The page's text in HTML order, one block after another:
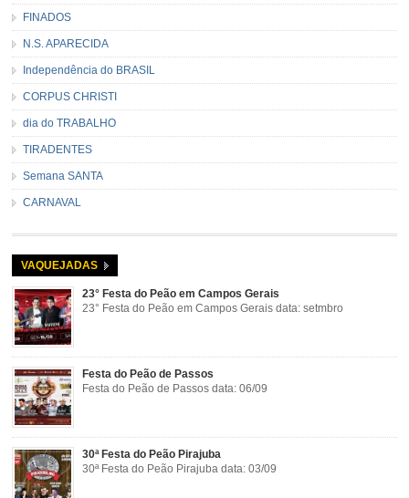
FINADOS
N.S. APARECIDA
Independência do BRASIL
CORPUS CHRISTI
dia do TRABALHO
TIRADENTES
Semana SANTA
CARNAVAL
VAQUEJADAS
23° Festa do Peão em Campos Gerais
23° Festa do Peão em Campos Gerais data: setmbro
Festa do Peão de Passos
Festa do Peão de Passos data: 06/09
30ª Festa do Peão Pirajuba
30ª Festa do Peão Pirajuba data: 03/09